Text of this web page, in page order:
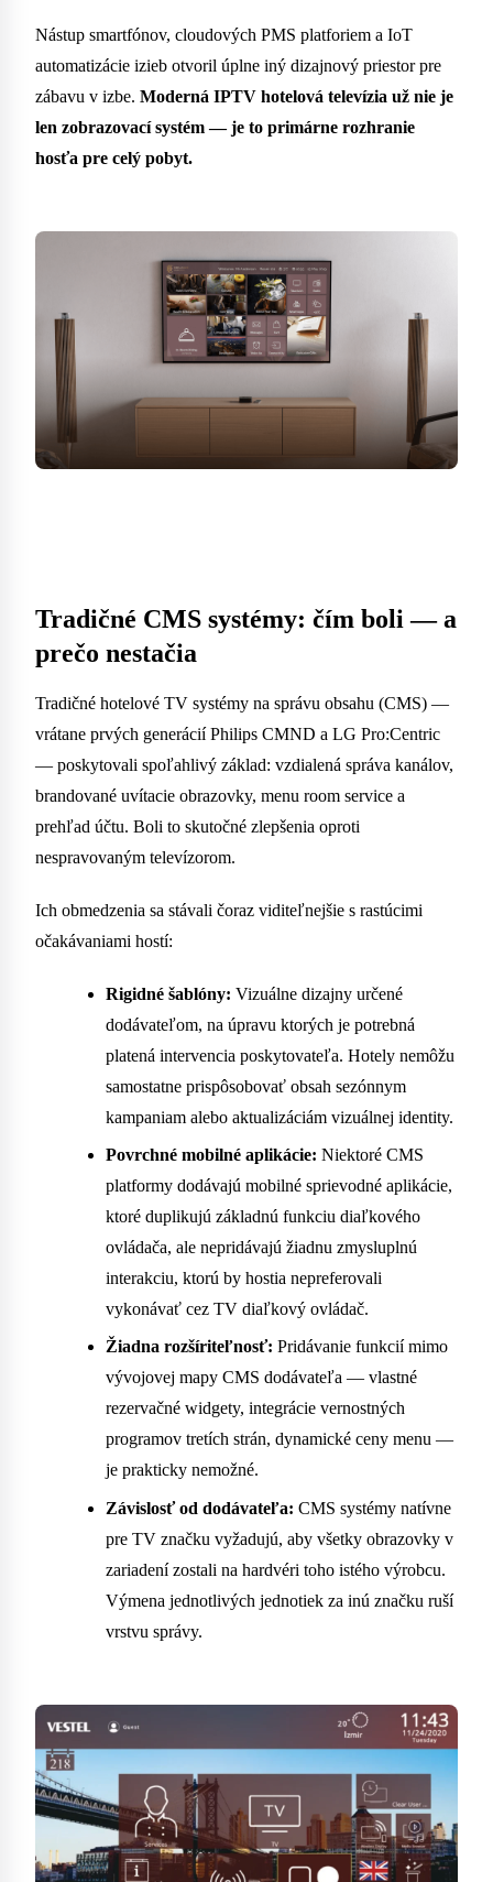
Nástup smartfónov, cloudových PMS platforiem a IoT
automatizácie izieb otvoril úplne iný dizajnový priestor pre
zábavu v izbe. Moderná IPTV hotelová televízia už nie je
len zobrazovací systém — je to primárne rozhranie
hosťa pre celý pobyt.
Tradičné CMS systémy: čím boli — a
prečo nestačia
Tradičné hotelové TV systémy na správu obsahu (CMS) —
vrátane prvých generácií Philips CMND a LG Pro:Centric
— poskytovali spoľahlivý základ: vzdialená správa kanálov,
brandované uvítacie obrazovky, menu room service a
prehľad účtu. Boli to skutočné zlepšenia oproti
nespravovaným televízorom.
Ich obmedzenia sa stávali čoraz viditeľnejšie s rastúcimi
očakávaniami hostí:
Rigidné šablóny: Vizuálne dizajny určené
dodávateľom, na úpravu ktorých je potrebná
platená intervencia poskytovateľa. Hotely nemôžu
samostatne prispôsobovať obsah sezónnym
kampaniam alebo aktualizáciám vizuálnej identity.
Povrchné mobilné aplikácie: Niektoré CMS
platformy dodávajú mobilné sprievodné aplikácie,
ktoré duplikujú základnú funkciu diaľkového
ovládača, ale nepridávajú žiadnu zmysluplnú
interakciu, ktorú by hostia nepreferovali
vykonávať cez TV diaľkový ovládač.
Žiadna rozšíriteľnosť: Pridávanie funkcií mimo
vývojovej mapy CMS dodávateľa — vlastné
rezervačné widgety, integrácie vernostných
programov tretích strán, dynamické ceny menu —
je prakticky nemožné.
Závislosť od dodávateľa: CMS systémy natívne
pre TV značku vyžadujú, aby všetky obrazovky v
zariadení zostali na hardvéri toho istého výrobcu.
Výmena jednotlivých jednotiek za inú značku ruší
vrstvu správy.